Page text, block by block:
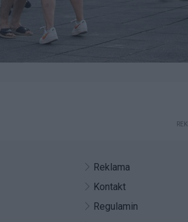
Reklama
Kontakt
Regulamin